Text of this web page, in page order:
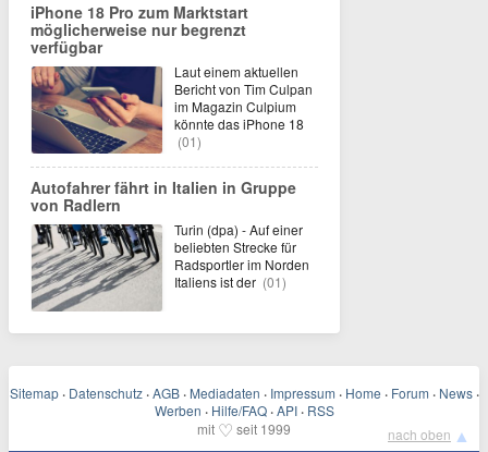
iPhone 18 Pro zum Marktstart
möglicherweise nur begrenzt
verfügbar
Laut einem aktuellen
Bericht von Tim Culpan
im Magazin Culpium
könnte das iPhone 18
(01)
Autofahrer fährt in Italien in Gruppe
von Radlern
Turin (dpa) - Auf einer
beliebten Strecke für
Radsportler im Norden
Italiens ist der (01)
Sitemap · Datenschutz · AGB · Mediadaten · Impressum · Home · Forum · News ·
Werben · Hilfe/FAQ · API · RSS
mit ♡ seit 1999 nach oben ▲